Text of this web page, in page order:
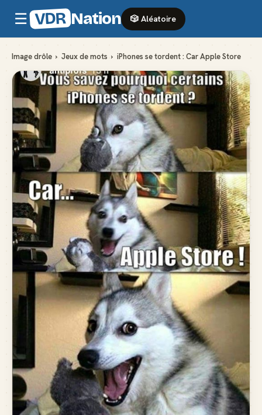
☰ VDR Nation 🎲 Aléatoire
Image drôle › Jeux de mots › iPhones se tordent : Car Apple Store